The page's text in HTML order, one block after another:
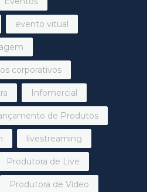
evento vitual
corporativos
Infomercial
de Produtos
livestreaming
Produtora de Live
Produtora de Vídeo